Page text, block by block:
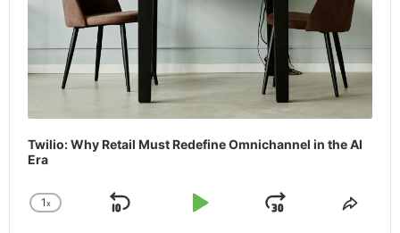
Twilio: Why Retail Must Redefine Omnichannel in the AI
Era
Change
1x
Skip
Play
Jump
Share